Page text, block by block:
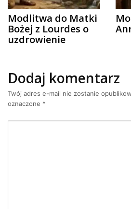
Modlitwa do Matki
Bożej z Lourdes o
uzdrowienie
Dodaj komentarz
Twój adres e-mail nie zostanie
oznaczone *